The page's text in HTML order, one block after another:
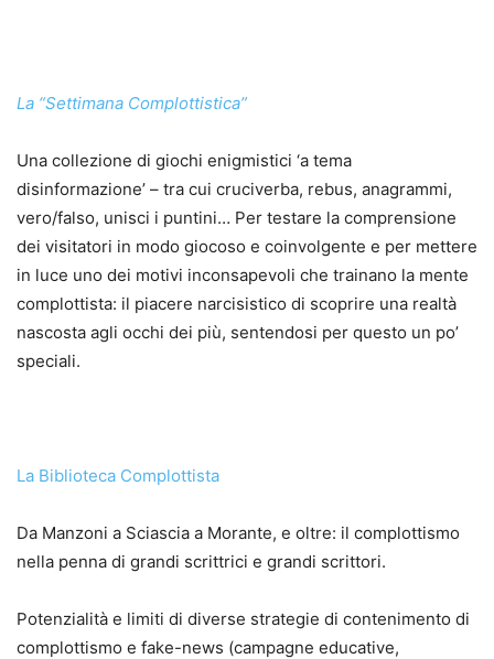
La “Settimana Complottistica”
Una collezione di giochi enigmistici ‘a tema
disinformazione’ – tra cui cruciverba, rebus, anagrammi,
vero/falso, unisci i puntini… Per testare la comprensione
dei visitatori in modo giocoso e coinvolgente e per mettere
in luce uno dei motivi inconsapevoli che trainano la mente
complottista: il piacere narcisistico di scoprire una realtà
nascosta agli occhi dei più, sentendosi per questo un po’
speciali.
La Biblioteca Complottista
Da Manzoni a Sciascia a Morante, e oltre: il complottismo
nella penna di grandi scrittrici e grandi scrittori.
Potenzialità e limiti di diverse strategie di contenimento di
complottismo e fake-news (campagne educative,